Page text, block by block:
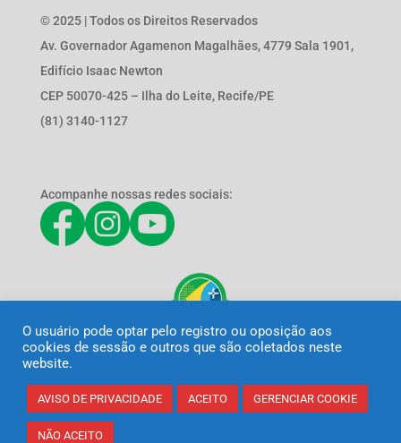
© 2025 | Todos os Direitos Reservados
Av. Governador Agamenon Magalhães, 4779 Sala 1901,
Edifício Isaac Newton
CEP 50070-425 – Ilha do Leite, Recife/PE
(81) 3140-1127
Acompanhe nossas redes sociais:
O usuário pode optar pelo registro ou oposição aos
cookies de sessão e outros que são coletados neste
website.
AVISO DE PRIVACIDADE ACEITO GERENCIAR COOKIE
NÃO ACEITO